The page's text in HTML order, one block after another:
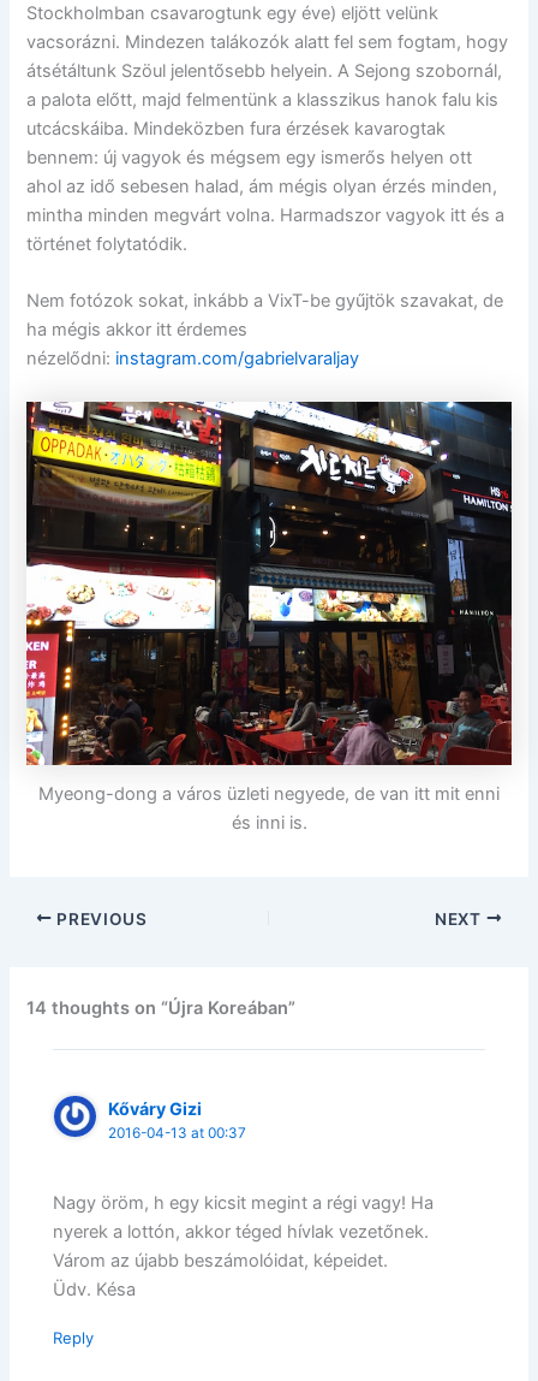
Stockholmban csavarogtunk egy éve) eljött velünk
vacsorázni. Mindezen talákozók alatt fel sem fogtam, hogy
átsétáltunk Szöul jelentősebb helyein. A Sejong szobornál,
a palota előtt, majd felmentünk a klasszikus hanok falu kis
utcácskáiba. Mindeközben fura érzések kavarogtak
bennem: új vagyok és mégsem egy ismerős helyen ott
ahol az idő sebesen halad, ám mégis olyan érzés minden,
mintha minden megvárt volna. Harmadszor vagyok itt és a
történet folytatódik.
Nem fotózok sokat, inkább a VixT-be gyűjtök szavakat, de
ha mégis akkor itt érdemes
nézelődni: instagram.com/gabrielvaraljay
Myeong-dong a város üzleti negyede, de van itt mit enni
és inni is.
PREVIOUS NEXT
14 thoughts on “Újra Koreában”
Kőváry Gizi
2016-04-13 at 00:37
Nagy öröm, h egy kicsit megint a régi vagy! Ha
nyerek a lottón, akkor téged hívlak vezetőnek.
Várom az újabb beszámolóidat, képeidet.
Üdv. Késa
Reply